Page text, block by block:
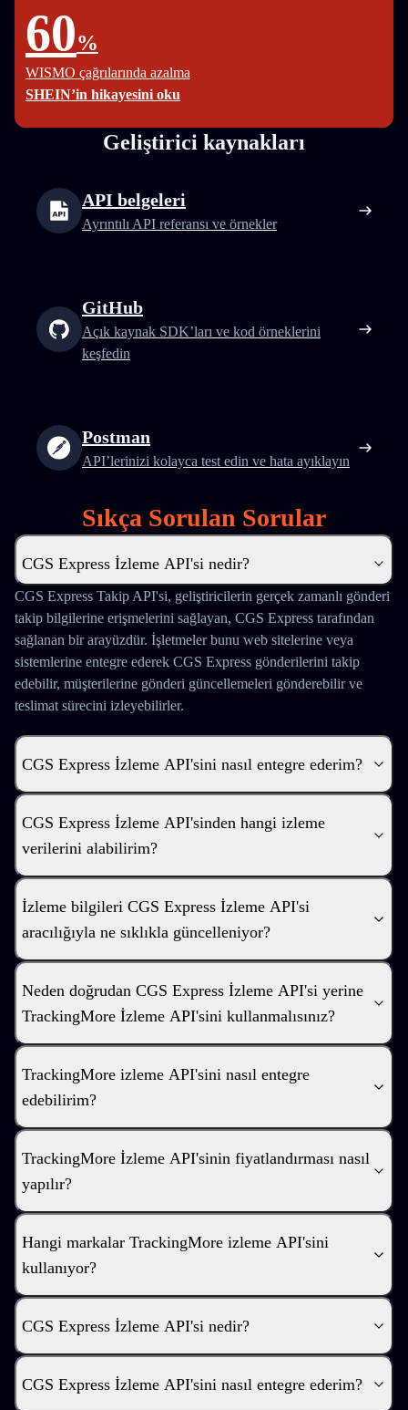
60%
WISMO çağrılarında azalma
SHEIN’in hikayesini oku
Geliştirici kaynakları
API belgeleri
Ayrıntılı API referansı ve örnekler
GitHub
Açık kaynak SDK’ları ve kod örneklerini
keşfedin
Postman
API’lerinizi kolayca test edin ve hata ayıklayın
Sıkça Sorulan Sorular
CGS Express İzleme API'si nedir?
CGS Express Takip API'si, geliştiricilerin gerçek zamanlı gönderi
takip bilgilerine erişmelerini sağlayan, CGS Express tarafından
sağlanan bir arayüzdür. İşletmeler bunu web sitelerine veya
sistemlerine entegre ederek CGS Express gönderilerini takip
edebilir, müşterilerine gönderi güncellemeleri gönderebilir ve
teslimat sürecini izleyebilirler.
CGS Express İzleme API'sini nasıl entegre ederim?
CGS Express İzleme API'sinden hangi izleme
verilerini alabilirim?
İzleme bilgileri CGS Express İzleme API'si
aracılığıyla ne sıklıkla güncelleniyor?
Neden doğrudan CGS Express İzleme API'si yerine
TrackingMore İzleme API'sini kullanmalısınız?
TrackingMore izleme API'sini nasıl entegre
edebilirim?
TrackingMore İzleme API'sinin fiyatlandırması nasıl
yapılır?
Hangi markalar TrackingMore izleme API'sini
kullanıyor?
CGS Express İzleme API'si nedir?
CGS Express İzleme API'sini nasıl entegre ederim?